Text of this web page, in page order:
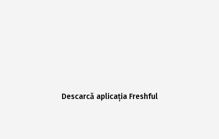
Descarcă aplicația Freshful